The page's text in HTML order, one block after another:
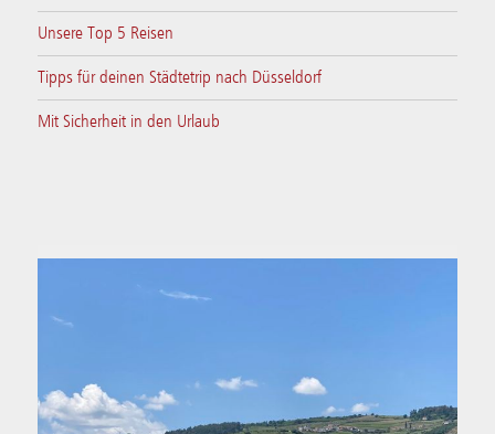
Unsere Top 5 Reisen
Tipps für deinen Städtetrip nach Düsseldorf
Mit Sicherheit in den Urlaub